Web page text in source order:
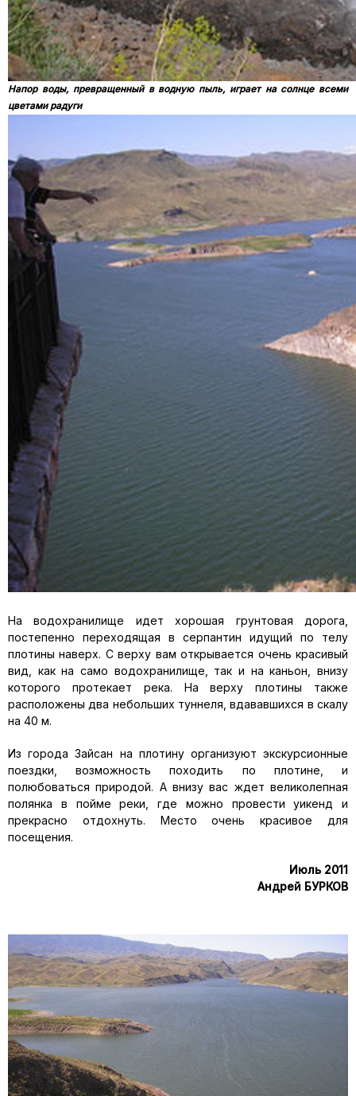
Напор воды, превращенный в водную пыль, играет на солнце всеми
цветами радуги
На водохранилище идет хорошая грунтовая дорога,
постепенно переходящая в серпантин идущий по телу
плотины наверх. С верху вам открывается очень красивый
вид, как на само водохранилище, так и на каньон, внизу
которого протекает река. На верху плотины также
расположены два небольших туннеля, вдававшихся в скалу
на 40 м.
Из города Зайсан на плотину организуют экскурсионные
поездки, возможность походить по плотине, и
полюбоваться природой. А внизу вас ждет великолепная
полянка в пойме реки, где можно провести уикенд и
прекрасно отдохнуть. Место очень красивое для
посещения.
Июль 2011
Андрей БУРКОВ